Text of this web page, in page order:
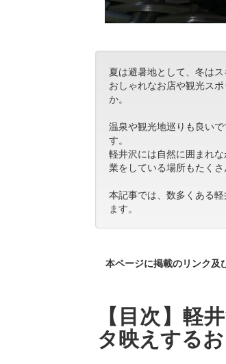
夏は避暑地として、冬は
おしゃれなお店や観光ス
か。
温泉や観光地巡りも良い
す。
軽井沢には自然に囲まれ
業をしている場所もたくさ
本記事では、数多くある
ます。
本ページに掲載のリンク及
【目次】軽
タ映えする